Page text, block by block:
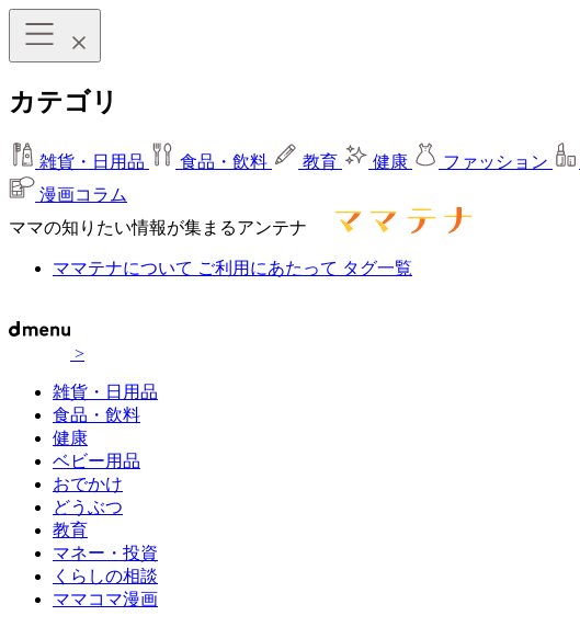
カテゴリ
雑貨・日用品 食品・飲料 教育 健康 ファッション
漫画コラム
ママの知りたい情報が集まるアンテナ
ママテナについて ご利用にあたって タグ一覧
>
雑貨・日用品
食品・飲料
健康
ベビー用品
おでかけ
どうぶつ
教育
マネー・投資
くらしの相談
ママコマ漫画